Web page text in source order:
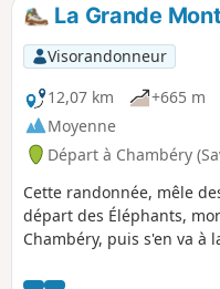
La Grande
Visorandonneur
12,07 km
+665 m
Moyenne
Départ à Chambéry
Cette randonnée, mêle
départ des Éléphants,
Chambéry, puis s'en va
la Grande Montagne qui